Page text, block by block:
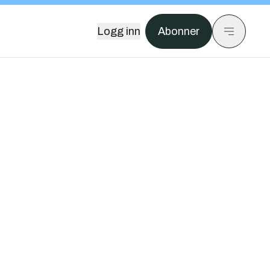
Logg inn Abonner